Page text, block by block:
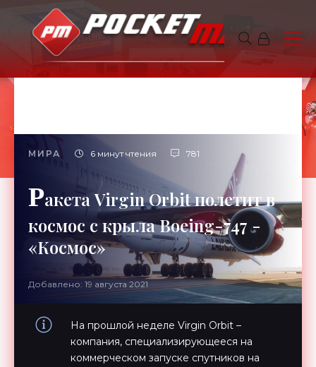
МИРА 6 минут чтения 781
Ракета Virgin Orbit полетит в
космос с крыла Boeing-747 -
«Космос»
Добавлено: 19 августа 2021
На прошлой неделе Virgin Orbit –
компания, специализирующееся на
коммерческом запуске спутников на